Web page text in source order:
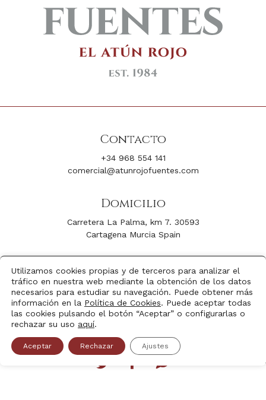
Contacto
+34 968 554 141
comercial@atunrojofuentes.com
Domicilio
Carretera La Palma, km 7. 30593
Cartagena Murcia Spain
Síguenos
Facebook
Youtube
Instagram
Linkedin
derechos reservados -
Política de privacidad
Utilizamos cookies propias y de terceros para analizar el
tráfico en nuestra web mediante la obtención de los datos
necesarios para estudiar su navegación. Puede obtener más
información en la Política de Cookies. Puede aceptar todas
las cookies pulsando el botón “Aceptar” o configurarlas o
rechazar su uso aquí.
Aceptar Rechazar Ajustes